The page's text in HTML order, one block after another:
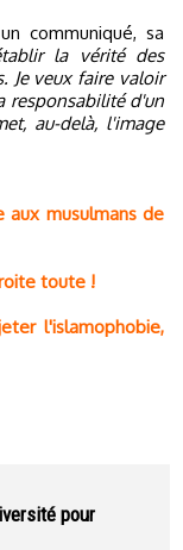
communiqué, sa
la vérité des
Je veux faire valoir
responsabilité d'un
au-delà, l'image
musulmans de
toute !
l'islamophobie,
pour